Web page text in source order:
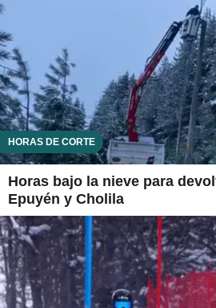
HORAS DE CORTE
Horas bajo la nieve para
Epuyén y Cholila